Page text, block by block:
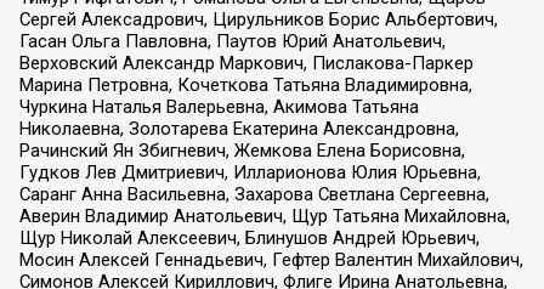
Сергей Алексадрович, Цирульников Борис Альбертович,
Гасан Ольга Павловна, Паутов Юрий Анатольевич,
Верховский Александр Маркович, Пислакова-Паркер
Марина Петровна, Кочеткова Татьяна Владимировна,
Чуркина Наталья Валерьевна, Акимова Татьяна
Николаевна, Золотарева Екатерина Александровна,
Рачинский Ян Збигневич, Жемкова Елена Борисовна,
Гудков Лев Дмитриевич, Илларионова Юлия Юрьевна,
Саранг Анна Васильевна, Захарова Светлана Сергеевна,
Аверин Владимир Анатольевич, Щур Татьяна Михайловна,
Щур Николай Алексеевич, Блинушов Андрей Юрьевич,
Мосин Алексей Геннадьевич, Гефтер Валентин Михайлович,
Симонов Алексей Кириллович, Флиге Ирина Анатольевна,